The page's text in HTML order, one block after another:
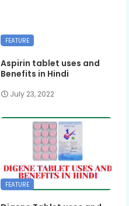
FEATURE
Aspirin tablet uses and
Benefits in Hindi
July 23, 2022
FEATURE